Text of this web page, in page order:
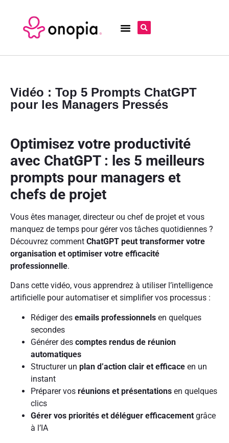
Vidéo : Top 5 Prompts ChatGPT
pour les Managers Pressés
Optimisez votre productivité
avec ChatGPT : les 5 meilleurs
prompts pour managers et
chefs de projet
Vous êtes manager, directeur ou chef de projet et vous
manquez de temps pour gérer vos tâches quotidiennes ?
Découvrez comment ChatGPT peut transformer votre
organisation et optimiser votre efficacité
professionnelle.
Dans cette vidéo, vous apprendrez à utiliser l’intelligence
artificielle pour automatiser et simplifier vos processus :
Rédiger des emails professionnels en quelques
secondes
Générer des comptes rendus de réunion
automatiques
Structurer un plan d’action clair et efficace en un
instant
Préparer vos réunions et présentations en quelques
clics
Gérer vos priorités et déléguer efficacement grâce
à l’IA